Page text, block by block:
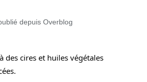
depuis Overblog
des cires et huiles végétales